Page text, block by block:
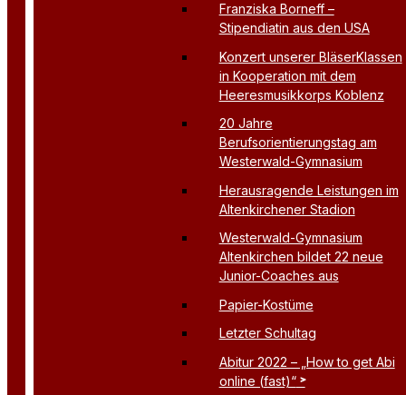
Franziska Borneff –
Stipendiatin aus den USA
Konzert unserer BläserKlassen
in Kooperation mit dem
Heeresmusikkorps Koblenz
20 Jahre
Berufsorientierungstag am
Westerwald-Gymnasium
Herausragende Leistungen im
Altenkirchener Stadion
Westerwald-Gymnasium
Altenkirchen bildet 22 neue
Junior-Coaches aus
Papier-Kostüme
Letzter Schultag
Abitur 2022 – „How to get Abi
online (fast)“